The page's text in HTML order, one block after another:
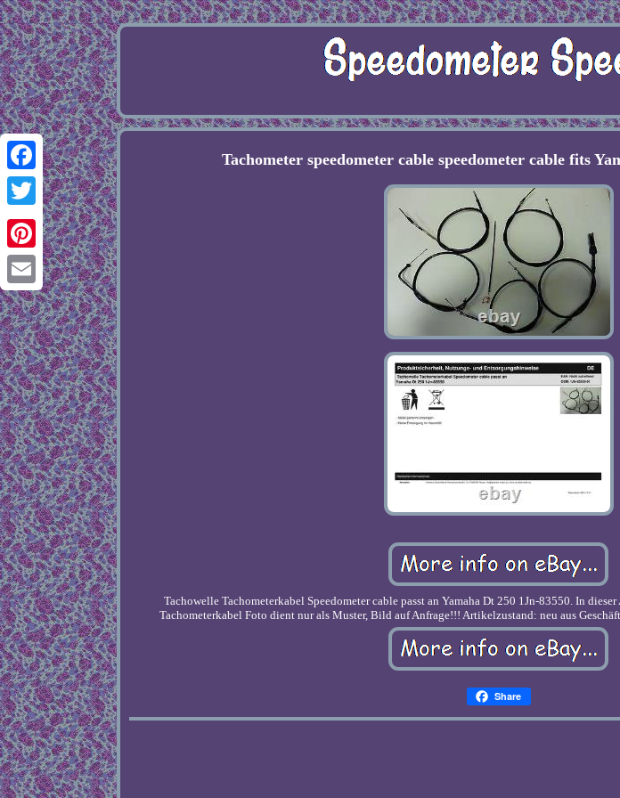
Facebook
Twitter
Pinterest
Email
Tachometer speedometer cable speedometer cable fits
Tachowelle Tachometerkabel Speedometer cable passt an Yamaha Dt 250 1Jn-83550. In
Tachometerkabel Foto dient nur als Muster, Bild auf Anfrage!!! Artikelzustand: neu aus
Share